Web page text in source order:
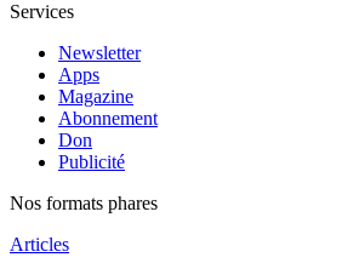
Services
Newsletter
Apps
Magazine
Abonnement
Don
Publicité
Nos formats phares
Articles